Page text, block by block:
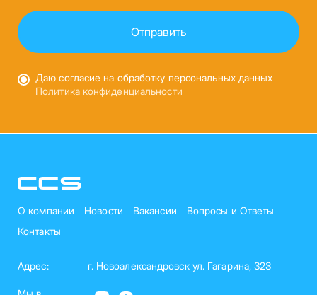
Даю согласие на обработку персональных данных
Политика конфиденциальности
О компании Новости Вакансии
Вопросы и Ответы
Контакты
Адрес: г. Новоалександровск ул. Гагарина, 323